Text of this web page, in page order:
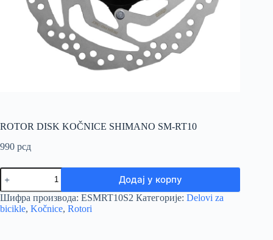
ROTOR DISK KOČNICE SHIMANO SM-RT10
990 рсд
ROTOR
DISK
KOČNICE
SHIMANO
SM-
Додај у корпу
Шифра производа: ESMRT10S2 Категорије: Delovi za
bicikle, Kočnice, Rotori